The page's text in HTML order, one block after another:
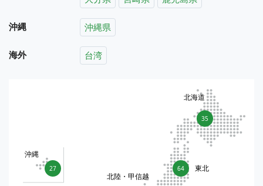
沖縄 沖縄県
海外 台湾
35
北海道
64 東北
北陸・甲信越
27
沖縄